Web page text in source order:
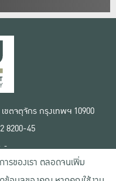
ขตจตุจักร กรุงเทพฯ 10900
8200-45
ไซต์
งาน
นตัว
ารของเรา ตลอดจนเพิ่ม